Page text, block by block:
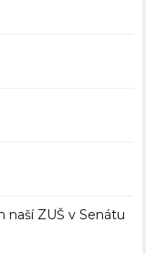
ZUŠ v Senátu